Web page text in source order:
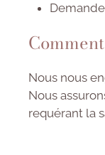
Nous nous
Nous
requérant la